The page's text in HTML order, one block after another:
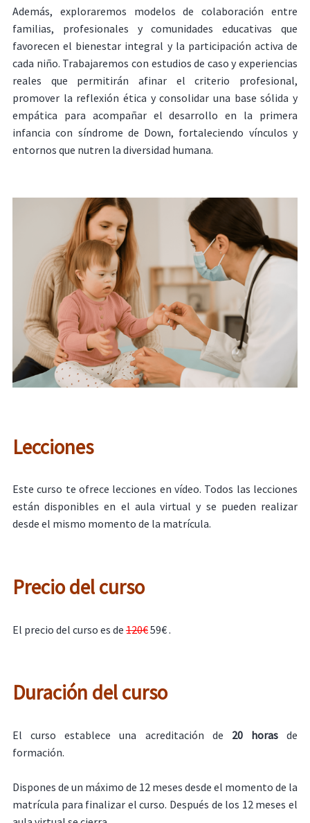
Además, exploraremos modelos de colaboración entre
familias, profesionales y comunidades educativas que
favorecen el bienestar integral y la participación activa de
cada niño. Trabajaremos con estudios de caso y experiencias
reales que permitirán afinar el criterio profesional,
promover la reflexión ética y consolidar una base sólida y
empática para acompañar el desarrollo en la primera
infancia con síndrome de Down, fortaleciendo vínculos y
entornos que nutren la diversidad humana.
Lecciones
Este curso te ofrece lecciones en vídeo. Todos las lecciones
están disponibles en el aula virtual y se pueden realizar
desde el mismo momento de la matrícula.
Precio del curso
El precio del curso es de 120€59€ .
Duración del curso
El curso establece una acreditación de 20 horasde
formación.
Dispones de un máximo de 12 meses desde el momento de la
matrícula para finalizar el curso. Después de los 12 meses el